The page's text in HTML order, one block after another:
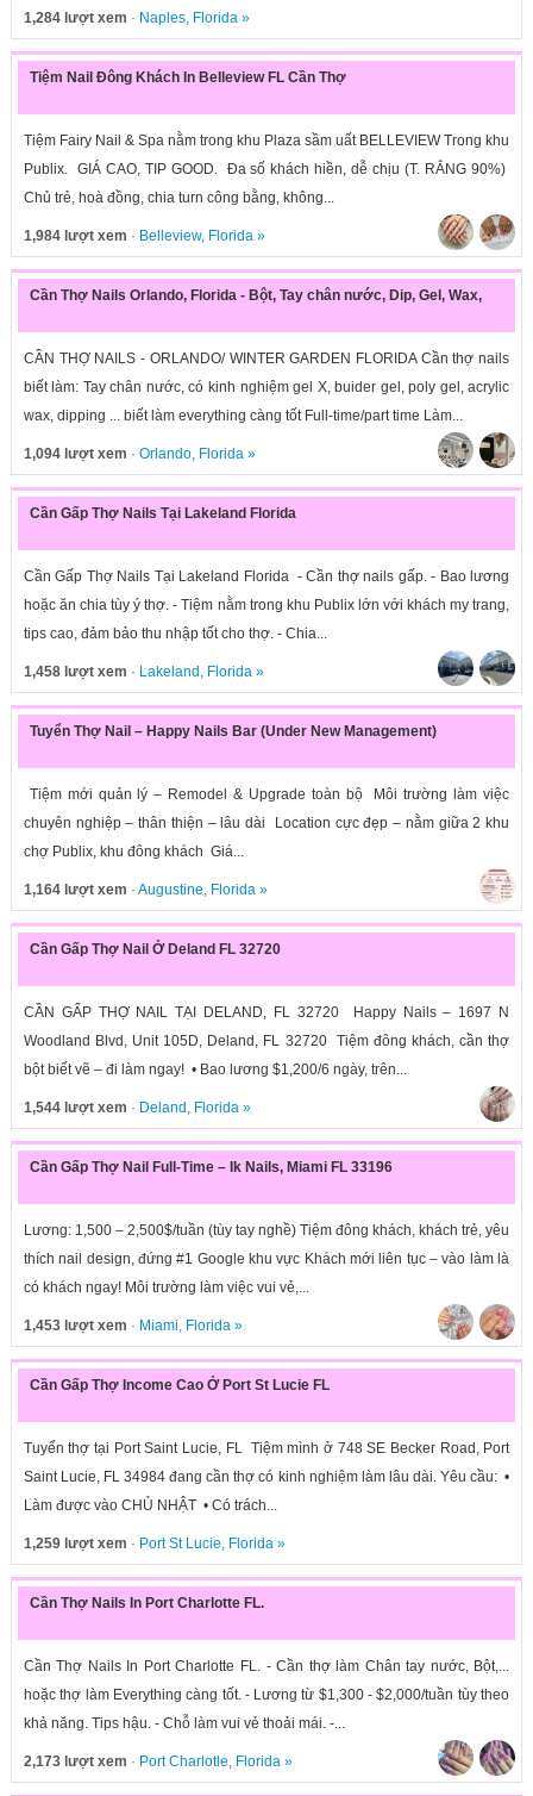
1,284 lượt xem · Naples, Florida»
Tiệm Nail Đông Khách In Belleview FL Cần Thợ
Tiệm Fairy Nail & Spa nằm trong khu Plaza sầm uất BELLEVIEW Trong khu
Publix. GIÁ CAO, TIP GOOD. Đa số khách hiền, dễ chịu (T. RẮNG 90%)
Chủ trẻ, hoà đồng, chia turn công bằng, không...
1,984 lượt xem · Belleview, Florida»
Cần Thợ Nails Orlando, Florida - Bột, Tay chân nước, Dip, Gel, Wax,
CẦN THỢ NAILS - ORLANDO/ WINTER GARDEN FLORIDA Cần thợ nails
biết làm: Tay chân nước, có kinh nghiệm gel X, buider gel, poly gel, acrylic
wax, dipping ... biết làm everything càng tốt Full-time/part time Làm...
1,094 lượt xem · Orlando, Florida»
Cần Gấp Thợ Nails Tại Lakeland Florida
Cần Gấp Thợ Nails Tại Lakeland Florida - Cần thợ nails gấp. - Bao lương
hoặc ăn chia tùy ý thợ. - Tiệm nằm trong khu Publix lớn với khách my trang,
tips cao, đảm bảo thu nhập tốt cho thợ. - Chia...
1,458 lượt xem · Lakeland , Florida»
Tuyển Thợ Nail – Happy Nails Bar (Under New Management)
Tiệm mới quản lý – Remodel & Upgrade toàn bộ Môi trường làm việc
chuyên nghiệp – thân thiện – lâu dài Location cực đẹp – nằm giữa 2 khu
chợ Publix, khu đông khách Giá...
1,164 lượt xem · Augustine, Florida»
Cần Gấp Thợ Nail Ở Deland FL 32720
CẦN GẤP THỢ NAIL TẠI DELAND, FL 32720 Happy Nails – 1697 N
Woodland Blvd, Unit 105D, Deland, FL 32720 Tiệm đông khách, cần thợ
bột biết vẽ – đi làm ngay! • Bao lương $1,200/6 ngày, trên...
1,544 lượt xem · Deland , Florida»
Cần Gấp Thợ Nail Full-Time – Ik Nails, Miami FL 33196
Lương: 1,500 – 2,500$/tuần (tùy tay nghề) Tiệm đông khách, khách trẻ, yêu
thích nail design, đứng #1 Google khu vực Khách mới liên tục – vào làm là
có khách ngay! Môi trường làm việc vui vẻ,...
1,453 lượt xem · Miami, Florida»
Cần Gấp Thợ Income Cao Ở Port St Lucie FL
Tuyển thợ tại Port Saint Lucie, FL Tiệm mình ở 748 SE Becker Road, Port
Saint Lucie, FL 34984 đang cần thợ có kinh nghiệm làm lâu dài. Yêu cầu: •
Làm được vào CHỦ NHẬT • Có trách...
1,259 lượt xem · Port St Lucie, Florida»
Cần Thợ Nails In Port Charlotte FL.
Cần Thợ Nails In Port Charlotte FL. - Cần thợ làm Chân tay nước, Bột,...
hoặc thợ làm Everything càng tốt. - Lương từ $1,300 - $2,000/tuần tùy theo
khả năng. Tips hậu. - Chỗ làm vui vẻ thoải mái. -...
2,173 lượt xem · Port Charlotle, Florida»